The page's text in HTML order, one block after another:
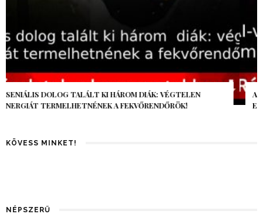
AZ AI-VILÁGVÉGE ÁRNYÉKA, CSAK PÁR ÓRA VOLT, MÉGIS AZ
EGÉSZ VILÁG MEGÉREZTE…
KÖVESS MINKET!
NÉPSZERŰ